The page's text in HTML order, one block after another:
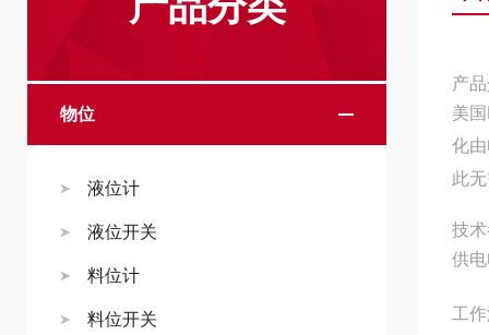
物位
液位计
液位开关
料位计
料位开关
产
美
化
此
技
供
工